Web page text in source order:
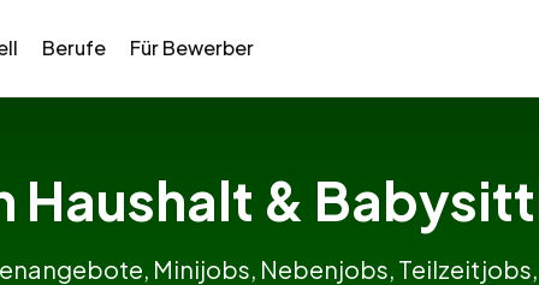
Berufe Für Bewerber
Haushalt &
Minijobs, Nebenjobs,